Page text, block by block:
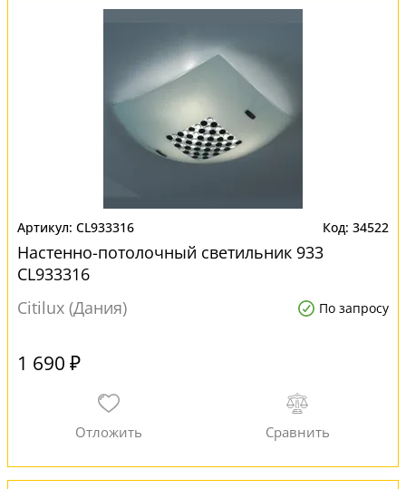
CL933316 34522
Настенно-потолочный светильник 933
CL933316
Citilux (Дания)
По запросу
1 690 ₽